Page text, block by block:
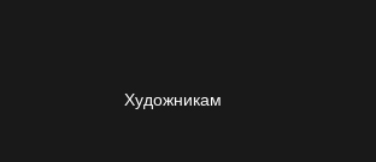
Художникам